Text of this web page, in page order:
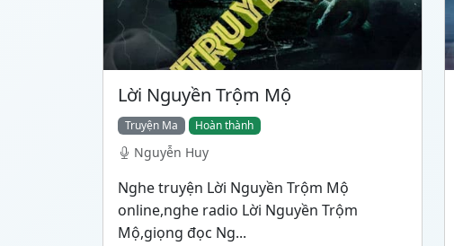
Lời Nguyền Trộm Mộ
Truyện Ma Hoàn thành
Nguyễn Huy
Nghe truyện Lời Nguyền Trộm Mộ
online,nghe radio Lời Nguyền Trộm
Mộ,giọng đọc Ng...